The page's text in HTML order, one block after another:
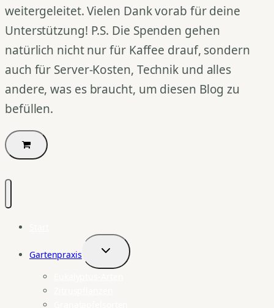
weitergeleitet. Vielen Dank vorab für deine
Unterstützung! P.S. Die Spenden gehen
natürlich nicht nur für Kaffee drauf, sondern
auch für Server-Kosten, Technik und alles
andere, was es braucht, um diesen Blog zu
befüllen.
Gartenpraxis
Untermenü
umschalten